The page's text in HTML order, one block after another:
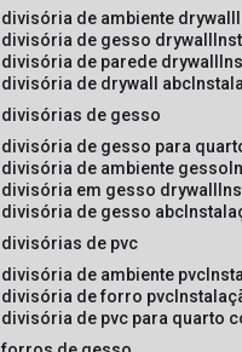
de ambiente drywall
de gesso drywall
de parede drywall
divisória de drywall abc
divisórias de gesso
divisória de gesso para
divisória de ambiente gesso
em gesso drywall
divisória de gesso abc
divisórias de pvc
divisória de ambiente pvc
divisória de forro pvc
divisória de pvc para quarto